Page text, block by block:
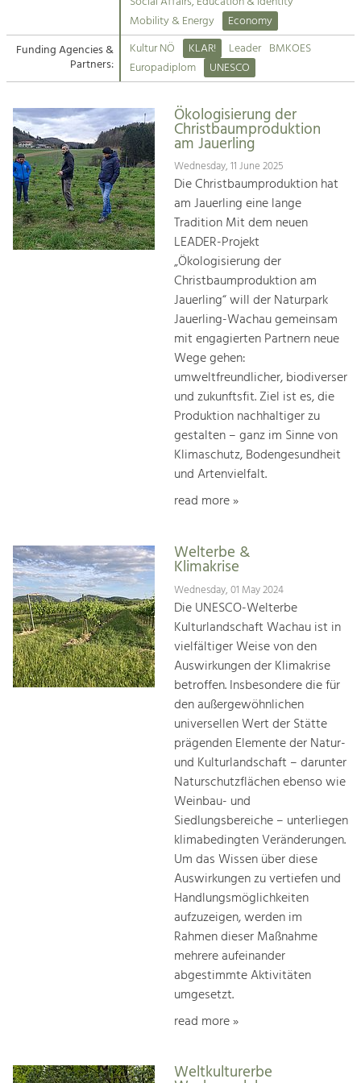
Suche
Impressum
Kontakt
Tourism
Offer Development and Positioning
Art & Culture
Crafts, Science and Research.
Social Affairs, Education
& Identity
Equality, Youth and Integration.
Climate Change, Public Transport and
Increase in Regional Value Added.
Mobility & Energy
Economy
Funding Agencies &
Partners:
Kultur NÖ KLAR! Leader BMKOES
Europadiplom
UNESCO
Ökologisierung der
Christbaumproduktion
am Jauerling
Wednesday, 11 June 2025
Die Christbaumproduktion hat
am Jauerling eine lange
Tradition Mit dem neuen
LEADER-Projekt
„Ökologisierung der
Christbaumproduktion am
Jauerling“ will der Naturpark
Jauerling-Wachau gemeinsam
mit engagierten Partnern neue
Wege gehen:
umweltfreundlicher, biodiverser
und zukunftsfit. Ziel ist es, die
Produktion nachhaltiger zu
gestalten – ganz im Sinne von
Klimaschutz, Bodengesundheit
und Artenvielfalt.
read more »
Welterbe &
Klimakrise
Wednesday, 01 May 2024
Die UNESCO-Welterbe
Kulturlandschaft Wachau ist in
vielfältiger Weise von den
Auswirkungen der Klimakrise
betroffen. Insbesondere die für
den außergewöhnlichen
universellen Wert der Stätte
prägenden Elemente der Natur-
und Kulturlandschaft – darunter
Naturschutzflächen ebenso wie
Weinbau- und
Siedlungsbereiche – unterliegen
klimabedingten Veränderungen.
Um das Wissen über diese
Auswirkungen zu vertiefen und
Handlungsmöglichkeiten
aufzuzeigen, werden im
Rahmen dieser Maßnahme
mehrere aufeinander
abgestimmte Aktivitäten
umgesetzt.
read more »
Weltkulturerbe